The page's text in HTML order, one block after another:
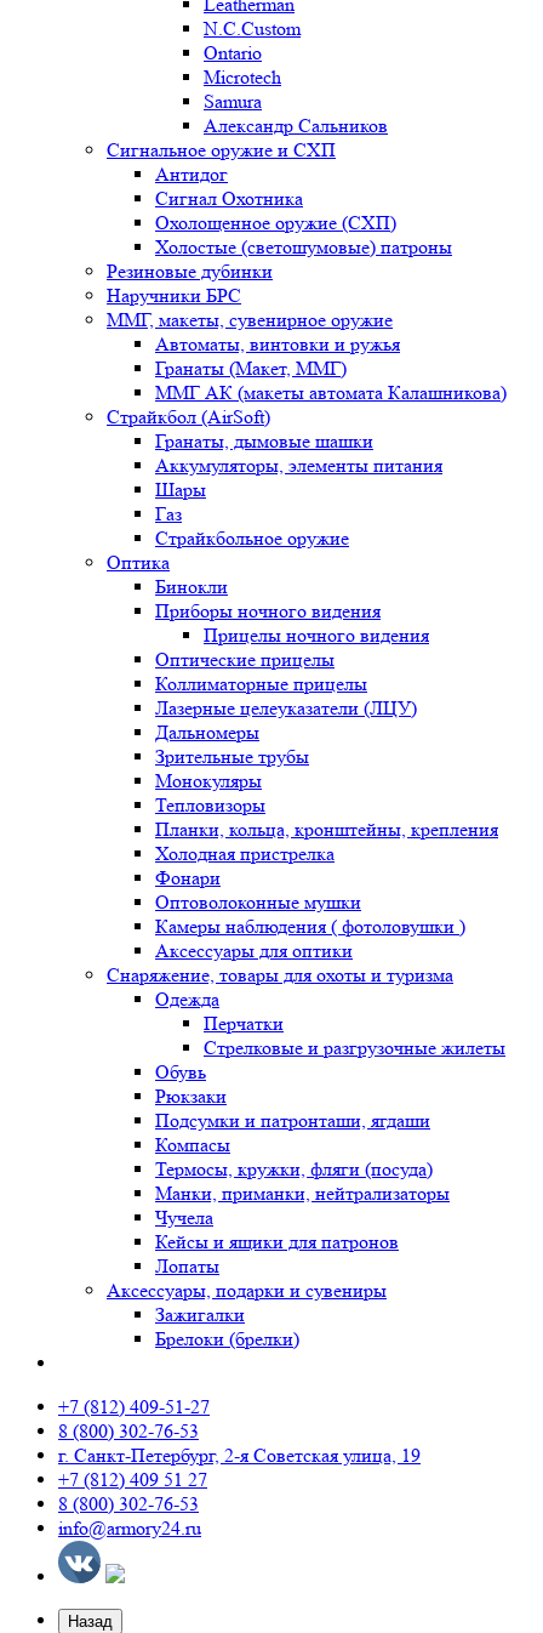
N.C.Custom
Ontario
Microtech
Samura
Александр Сальников
Сигнальное оружие и СХП
Антидог
Сигнал Охотника
Охолощенное оружие (СХП)
Холостые (светошумовые) патроны
Резиновые дубинки
Наручники БРС
ММГ, макеты, сувенирное оружие
Автоматы, винтовки и ружья
Гранаты (Макет, ММГ)
ММГ АК (макеты автомата Калашникова)
Страйкбол (AirSoft)
Гранаты, дымовые шашки
Аккумуляторы, элементы питания
Шары
Газ
Страйкбольное оружие
Оптика
Бинокли
Приборы ночного видения
Прицелы ночного видения
Оптические прицелы
Коллиматорные прицелы
Лазерные целеуказатели (ЛЦУ)
Дальномеры
Зрительные трубы
Монокуляры
Тепловизоры
Планки, кольца, кронштейны, крепления
Холодная пристрелка
Фонари
Оптоволоконные мушки
Камеры наблюдения ( фотоловушки )
Аксессуары для оптики
Снаряжение, товары для охоты и туризма
Одежда
Перчатки
Стрелковые и разгрузочные жилеты
Обувь
Рюкзаки
Подсумки и патронташи, ягдаши
Компасы
Термосы, кружки, фляги (посуда)
Манки, приманки, нейтрализаторы
Чучела
Кейсы и ящики для патронов
Лопаты
Аксессуары, подарки и сувениры
Зажигалки
Брелоки (брелки)
+7 (812) 409-51-27
8 (800) 302-76-53
г. Санкт-Петербург, 2-я Советская улица, 19
+7 (812) 409 51 27
8 (800) 302-76-53
info@armory24.ru
Назад